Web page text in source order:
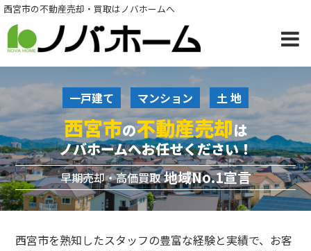
西宮市の不動産売却・買取はノバホームへ
一戸建て マンション 土 地
西宮市の不動産売却は
ノバホームへお任せください！
早期売却・高価買取 地域No.1宣言
西宮市を熟知したスタッフの豊富な経験と実績で、お客